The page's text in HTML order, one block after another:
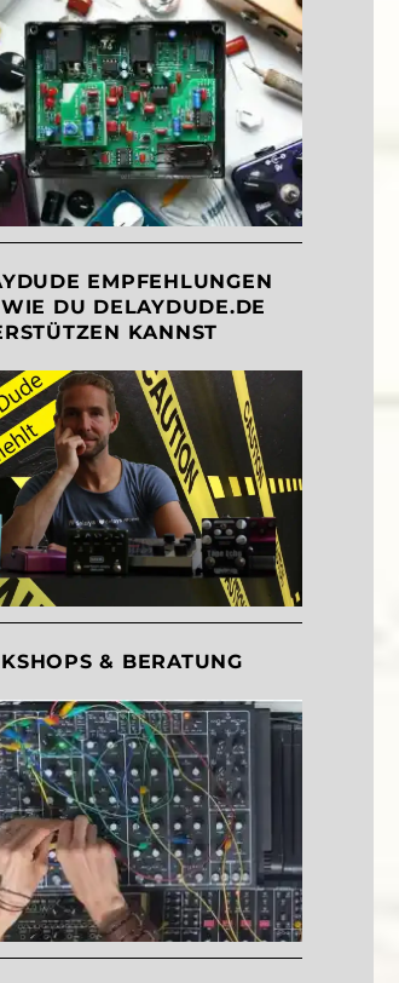
2022”
EMPFEHLUNGEN
DU DELAYDUDE.DE
KANNST
& BERATUNG